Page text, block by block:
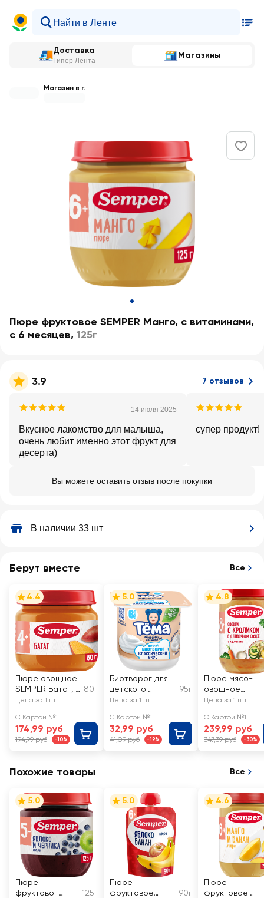
Доставка
Гипер Лента
Магазины
Магазин в г.
Пюре фруктовое SEMPER Манго, с витаминами,
с 6 месяцев, 125г
3.9 7 отзывов
14 июля 2025
Вкусное лакомство для малыша,
очень любит именно этот фрукт для
десерта)
супер продукт!
Вы можете оставить отзыв после покупки
В наличии 33 шт
Берут вместе Все
4.4
Пюре овощное
SEMPER Батат, с
4 месяцев
80г
Цена за 1 шт
С Картой №1
174,99 руб
194,99 руб -10%
5.0
Биотворог для
детского
питания ТЕМА
4,5%, без змж
95г
Цена за 1 шт
С Картой №1
32,99 руб
41,09 руб -19%
4.8
Пюре мясо-
овощное
SEMPER Овощи
сливочном
соусе, с 8
месяцев
Цена за 1 шт
С Картой №1
239,99 руб
347,39 руб -30%
Похожие товары Все
5.0
Пюре
фруктово-
125г
5.0
Пюре
фруктовое
90г
4.6
Пюре
фруктовое